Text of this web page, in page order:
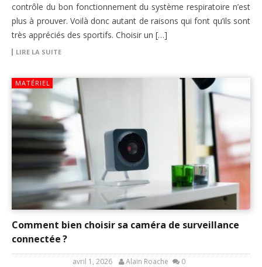
contrôle du bon fonctionnement du système respiratoire n’est
plus à prouver. Voilà donc autant de raisons qui font qu’ils sont
très appréciés des sportifs. Choisir un […]
LIRE LA SUITE
MATÉRIEL
Comment bien choisir sa caméra de surveillance
connectée ?
avril 1, 2026 Alain Roache 0